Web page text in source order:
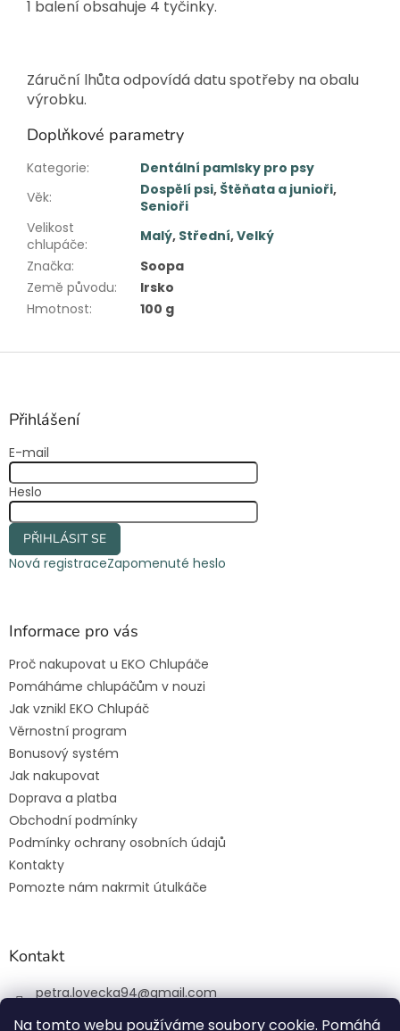
Na tomto webu používáme soubory cookie. Pomáhá
1 balení obsahuje 4 tyčinky.
Záruční lhůta odpovídá datu spotřeby na obalu
výrobku.
Doplňkové parametry
Kategorie:
Dentální pamlsky pro psy
Věk: Dospělí psi, Štěňata a junioři,
Senioři
Velikost
chlupáče: Malý, Střední,Velký
Značka:
Soopa
Země původu:
Irsko
Hmotnost: 100 g
Z
Přihlášení
E-mail
Heslo
PŘIHLÁSIT SE
Nová registraceZapomenuté heslo
Informace pro vás
Proč nakupovat u EKO Chlupáče
Pomáháme chlupáčům v nouzi
Jak vznikl EKO Chlupáč
Věrnostní program
Bonusový systém
Jak nakupovat
Doprava a platba
Obchodní podmínky
Podmínky ochrany osobních údajů
Kontakty
Pomozte nám nakrmit útulkáče
Kontakt
petra.lovecka94@gmail.com
+420 774 131 648